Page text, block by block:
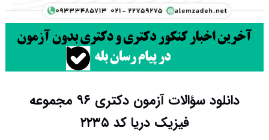
دانلود سؤالات آزمون دکتری ۹۶ مجموعه
فیزیک دریا کد ۲۲۳۵